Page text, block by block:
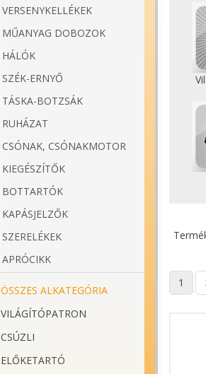
VERSENYKELLÉKEK
MŰANYAG DOBOZOK
HÁLÓK
SZÉK-ERNYŐ
TÁSKA-BOTZSÁK
RUHÁZAT
CSÓNAK, CSÓNAKMOTOR
KIEGÉSZÍTŐK
BOTTARTÓK
KAPÁSJELZŐK
SZERELÉKEK
APRÓCIKK
ÖSSZES ALKATEGÓRIA
VILÁGÍTÓPATRON
CSÚZLI
ELŐKETARTÓ
1